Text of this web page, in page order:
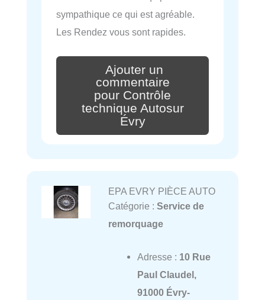
sympathique ce qui est agréable.
Les Rendez vous sont rapides.
Ajouter un
commentaire
pour Contrôle
technique Autosur
Évry
EPA EVRY PIÈCE AUTO
Catégorie : Service de
remorquage
Adresse : 10 Rue
Paul Claudel,
91000 Évry-